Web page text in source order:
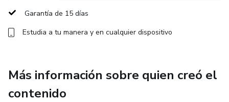
Garantía de 15 días
Estudia a tu manera y en cualquier dispositivo
Más información sobre quien creó el
contenido